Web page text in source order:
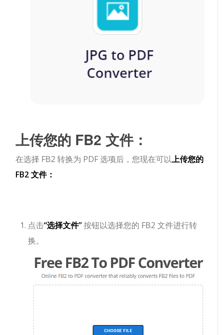
上传您的 FB2 文件：
在选择 FB2 转换为 PDF 选项后，您现在可以上传您的
FB2 文件：
点击“选择文件”按钮以选择您的 FB2 文件进行转
换。